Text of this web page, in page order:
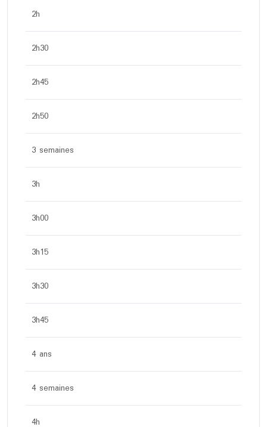
2h
2h30
2h45
2h50
3 semaines
3h
3h00
3h15
3h30
3h45
4 ans
4 semaines
4h